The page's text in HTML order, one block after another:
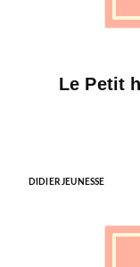
Le Petit
DIDIER JEUNESSE